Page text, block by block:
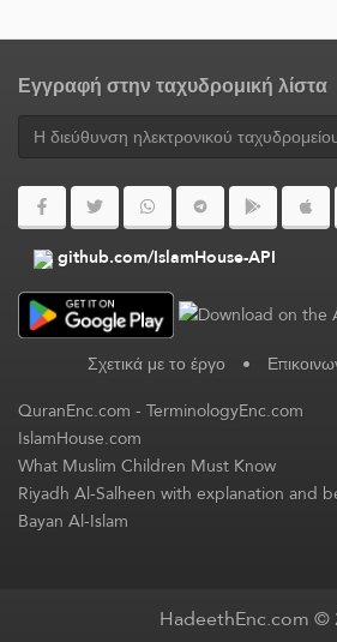
Εγγραφή στην ταχυδρομική λίστα
github.com/IslamHouse-API
Σχετικά με το έργο •
QuranEnc.com-TerminologyEnc.com
IslamHouse.com
What Muslim Children Must Know
Riyadh Al-Salheen with explanation and
Bayan Al-Islam
HadeethEnc.com ©